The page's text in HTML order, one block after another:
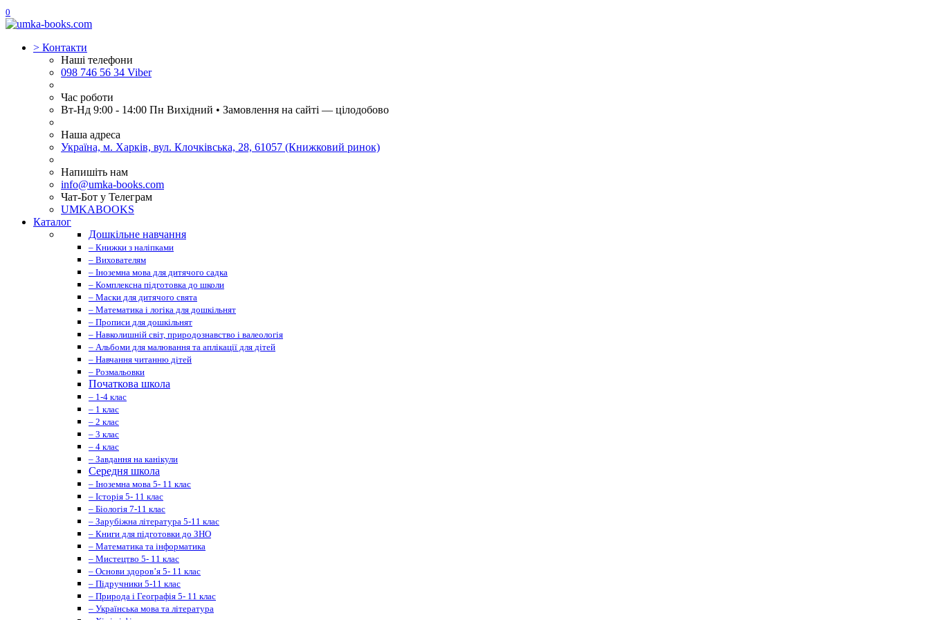
0
> Контакти
Наші телефони
098 746 56 34 Viber
Час роботи
Вт-Нд 9:00 - 14:00 Пн Вихідний • Замовлення на сайті — цілодобово
Наша адреса
Україна, м. Харків, вул. Клочківська, 28, 61057 (Книжковий ринок)
Напишіть нам
info@umka-books.com
Чат-Бот у Телеграм
UMKABOOKS
Каталог
Дошкільне навчання
– Книжки з наліпками
– Вихователям
– Іноземна мова для дитячого садка
– Комплексна підготовка до школи
– Маски для дитячого свята
– Математика і логіка для дошкільнят
– Прописи для дошкільнят
– Навколишній світ, природознавство і валеологія
– Альбоми для малювання та аплікації для дітей
– Навчання читанню дітей
– Розмальовки
Початкова школа
– 1-4 клас
– 1 клас
– 2 клас
– 3 клас
– 4 клас
– Завдання на канікули
Середня школа
– Іноземна мова 5- 11 клас
– Історія 5- 11 клас
– Біологія 7-11 клас
– Зарубіжна література 5-11 клас
– Книги для підготовки до ЗНО
– Математика та інформатика
– Мистецтво 5- 11 клас
– Основи здоров’я 5- 11 клас
– Підручники 5-11 клас
– Природа і Географія 5- 11 клас
– Українська мова та література